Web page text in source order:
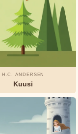
H.C. ANDERSEN
Kuusi